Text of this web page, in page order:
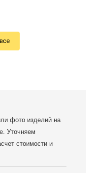
фото изделий на
Уточняем
стоимости и